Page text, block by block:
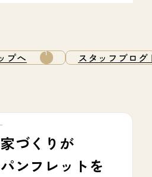
プへ スタッフブログ
づくりが
パンフレットを